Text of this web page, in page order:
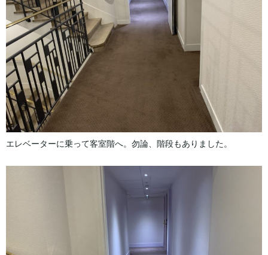
エレベーターに乗って客室階へ。勿論、階段もありました。